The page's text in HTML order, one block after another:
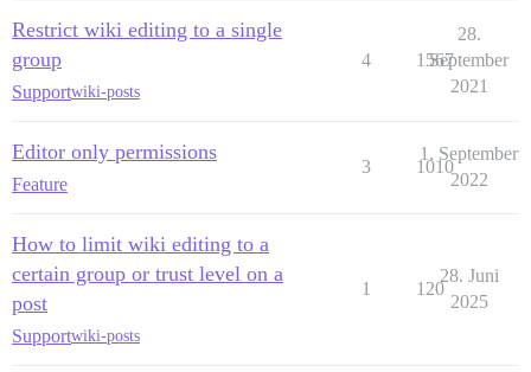
Restrict wiki editing to a single
group
Supportwiki-posts
4 1567
28.
September
2021
Editor only permissions
Feature
3 1010
1. September
2022
How to limit wiki editing to a
certain group or trust level on a
post
Supportwiki-posts
1 120
28. Juni
2025